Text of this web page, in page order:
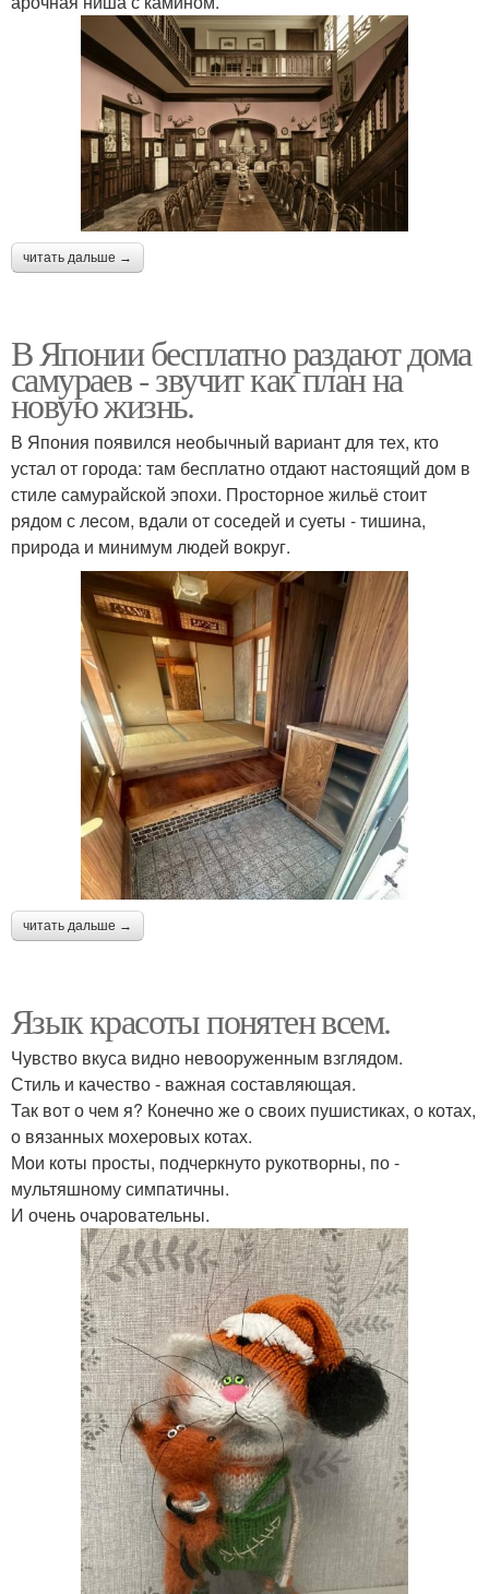
читать дальше →
В Японии бесплатно раздают дома
самураев - звучит как план на
новую жизнь.
В Япония появился необычный вариант для тех, кто
устал от города: там бесплатно отдают настоящий дом в
стиле самурайской эпохи. Просторное жильё стоит
рядом с лесом, вдали от соседей и суеты - тишина,
природа и минимум людей вокруг.
читать дальше →
Язык красоты понятен всем.
Чувство вкуса видно невооруженным взглядом.
Стиль и качество - важная составляющая.
Так вот о чем я? Конечно же о своих пушистиках, о котах,
о вязанных мохеровых котах.
Мои коты просты, подчеркнуто рукотворны, по -
мультяшному симпатичны.
И очень очаровательны.